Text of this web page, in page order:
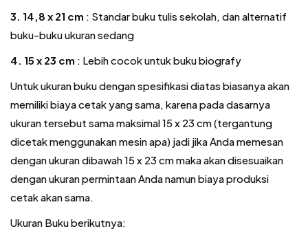
3. 14,8 x 21 cm : Standar buku tulis sekolah, dan alternatif
buku-buku ukuran sedang
4. 15 x 23 cm : Lebih cocok untuk buku biografy
Untuk ukuran buku dengan spesifikasi diatas biasanya akan
memiliki biaya cetak yang sama, karena pada dasarnya
ukuran tersebut sama maksimal 15 x 23 cm (tergantung
dicetak menggunakan mesin apa) jadi jika Anda memesan
dengan ukuran dibawah 15 x 23 cm maka akan disesuaikan
dengan ukuran permintaan Anda namun biaya produksi
cetak akan sama.
Ukuran Buku berikutnya: